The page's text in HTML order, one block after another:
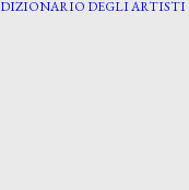
DIZIONARIO DEGLI ARTISTI